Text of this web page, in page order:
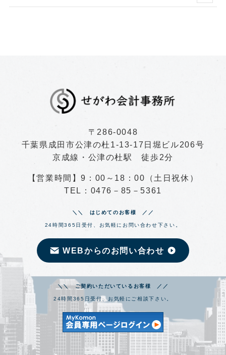
〒286-0048
千葉県成田市公津の杜1-13-17日堀ビル206号
京成線・公津の杜駅 徒歩2分
【営業時間】9：00～18：00（土日祝休）
TEL：0476－85－5361
＼＼ はじめてのお客様 ／／
24時間365日受付、お気軽にお問い合わせ下さい。
WEBからのお問い合わせ
＼＼ ご契約いただいているお客様 ／／
24時間365日受付、お気軽にご相談下さい。